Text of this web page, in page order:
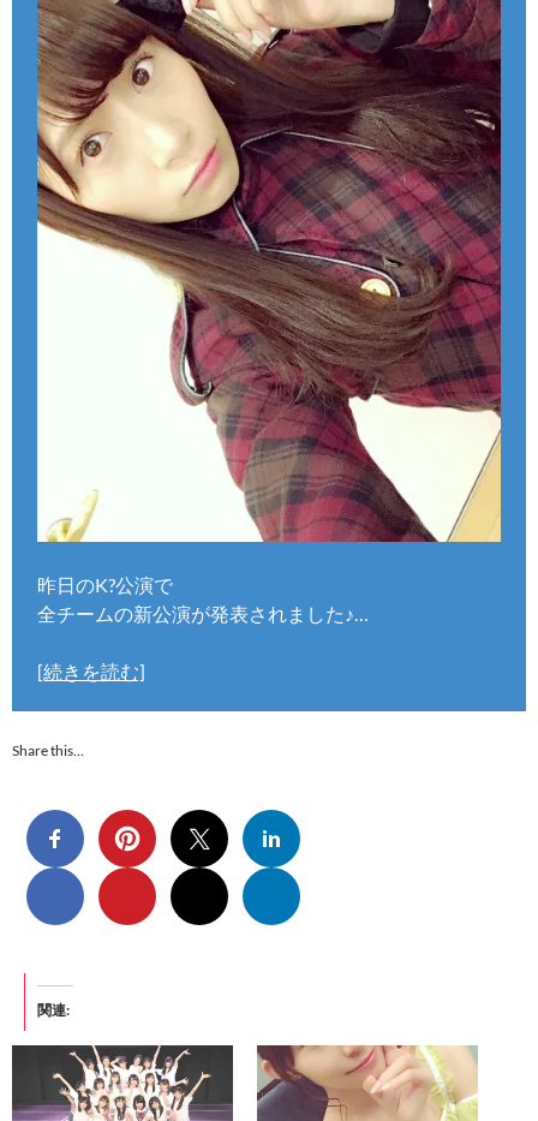
昨日のK?公演で
全チームの新公演が発表されました♪…
[続きを読む]
Share this…
関連